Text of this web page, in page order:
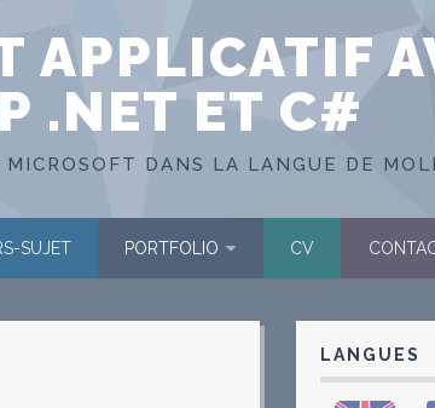
APPLICATIF
.NET ET C#
DANS LA LANGUE DE
SUJET PORTFOLIO CV
LANGUES